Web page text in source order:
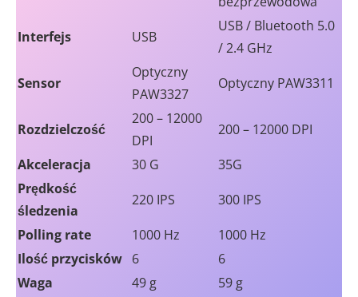
Interfejs
USB
USB / Bluetooth 5.0
/ 2.4 GHz
Sensor
Optyczny
PAW3327
Optyczny PAW3311
Rozdzielczość
200 – 12000
DPI
200 – 12000 DPI
Akceleracja
30 G
35G
Prędkość
śledzenia
220 IPS
300 IPS
Polling rate
1000 Hz
1000 Hz
Ilość przycisków 6
6
Waga
49 g
59 g